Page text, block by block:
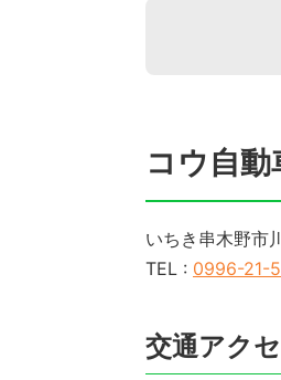
コウ自動
いちき串木野市
TEL : 0996-21-
交通アク